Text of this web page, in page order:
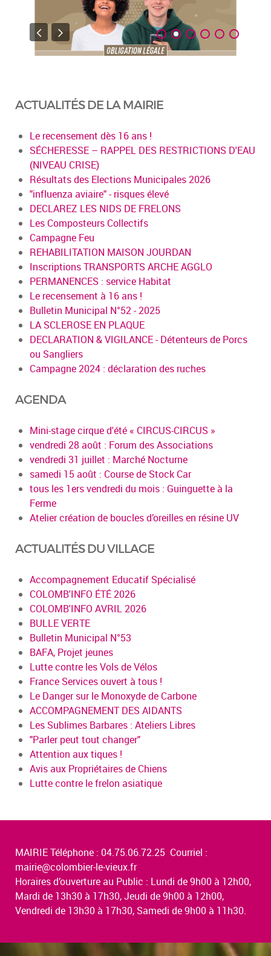
ACTUALITÉS DE LA MAIRIE
Le recensement dès 16 ans !
SÉCHERESSE – RAPPEL DES RESTRICTIONS D'EAU
(NIVEAU CRISE)
Résultats des Elections Municipales 2026
"influenza aviaire" - risques élevé
DECLAREZ LES NIDS DE FRELONS
Les Composteurs Collectifs
Campagne Feu
REHABILITATION MAISON JOURDAN
Inscriptions TRANSPORTS ARCHE AGGLO
PERMANENCES : service Habitat
Le recensement à 16 ans !
Bulletin Municipal N°52 - 2025
LA SCLEROSE EN PLAQUE
DECLARATION & VIGILANCE - Détenteurs de Porcs
ou Sangliers
Campagne 2024 : déclaration des ruches
AGENDA
Mini-stage cirque d'été « CIRCUS-CIRCUS »
vendredi 28 août : Forum des Associations
vendredi 31 juillet : Marché Nocturne
samedi 15 août : Course de Stock Car
tous les 1ers vendredi du mois : Guinguette à la
Ferme
Atelier création de boucles d’oreilles en résine UV
ACTUALITÉS DU VILLAGE
Accompagnement Educatif Spécialisé
COLOMB'INFO ÉTÉ 2026
COLOMB'INFO AVRIL 2026
BULLE VERTE
Bulletin Municipal N°53
BAFA, Projet jeunes
Lutte contre les Vols de Vélos
France Services ouvert à tous !
Le Danger sur le Monoxyde de Carbone
ACCOMPAGNEMENT DES AIDANTS
Les Sublimes Barbares : Ateliers Libres
"Parler peut tout changer"
Attention aux tiques !
Avis aux Propriétaires de Chiens
Lutte contre le frelon asiatique
MAIRIE Téléphone : 04.75.06.72.25 Courriel :
mairie@colombier-le-vieux.fr
Horaires d’ouverture au Public : Lundi de 9h00 à 12h00,
Mardi de 13h30 à 17h30, Jeudi de 9h00 à 12h00,
Vendredi de 13h30 à 17h30, Samedi de 9h00 à 11h30.